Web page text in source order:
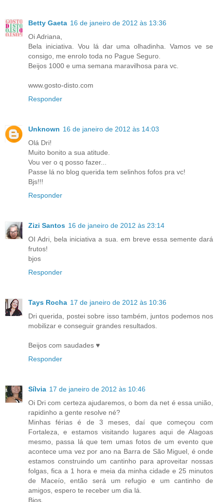
Betty Gaeta 16 de janeiro de 2012 às 13:36
Oi Adriana,
Bela iniciativa. Vou lá dar uma olhadinha. Vamos ve se
consigo, me enrolo toda no Pague Seguro.
Beijos 1000 e uma semana maravilhosa para vc.
www.gosto-disto.com
Responder
Unknown 16 de janeiro de 2012 às 14:03
Olá Dri!
Muito bonito a sua atitude.
Vou ver o q posso fazer...
Passe lá no blog querida tem selinhos fofos pra vc!
Bjs!!!
Responder
Zizi Santos 16 de janeiro de 2012 às 23:14
OI Adri, bela iniciativa a sua. em breve essa semente dará
frutos!
bjos
Responder
Tays Rocha 17 de janeiro de 2012 às 10:36
Dri querida, postei sobre isso também, juntos podemos nos
mobilizar e conseguir grandes resultados.
Beijos com saudades ♥
Responder
Sílvia 17 de janeiro de 2012 às 10:46
Oi Dri com certeza ajudaremos, o bom da net é essa união,
rapidinho a gente resolve né?
Minhas férias é de 3 meses, daí que começou com
Fortaleza, e estamos visitando lugares aqui de Alagoas
mesmo, passa lá que tem umas fotos de um evento que
acontece uma vez por ano na Barra de São Miguel, é onde
estamos construindo um cantinho para aproveitar nossas
folgas, fica a 1 hora e meia da minha cidade e 25 minutos
de Maceío, então será um refugio e um cantinho de
amigos, espero te receber um dia lá.
Bjos.